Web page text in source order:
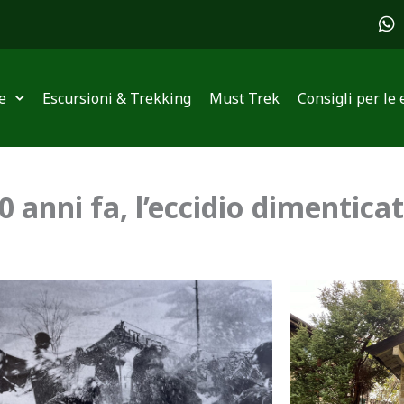
W
h
a
a
Escursioni & Trekking Must Trek Consigli per le
anni fa, l’eccidio